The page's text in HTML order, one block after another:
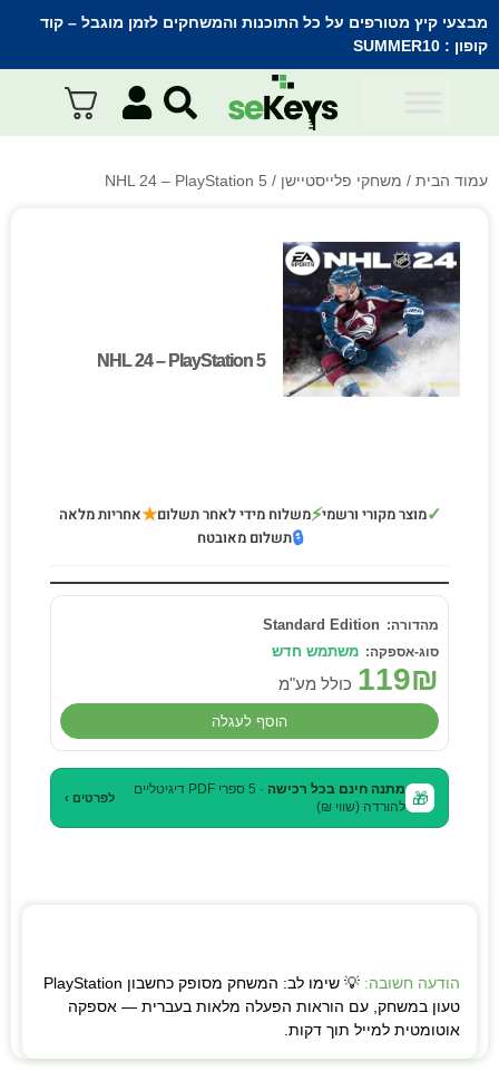
מבצעי קיץ מטורפים על כל התוכנות והמשחקים לזמן מוגבל – קוד
קופון : SUMMER10
עמוד הבית / משחקי פלייסטיישן / NHL 24 – PlayStation 5
NHL 24 – PlayStation 5
NHL 24 – PlayStation 5
✓מוצר מקורי ורשמי⚡משלוח מידי לאחר תשלום★אחריות מלאה
🔒תשלום מאובטח
Standard Edition
משתמש חדש
119₪ כולל מע"מ
הוסף לעגלה
🎁 מתנה חינם בכל רכישה
· 5 ספרי PDF דיגיטליים
להורדה (שווי ₪)
לפרטים ›
הודעה חשובה:
💡 שימו לב: המשחק מסופק כחשבון PlayStation
טעון במשחק, עם הוראות הפעלה מלאות בעברית — אספקה
אוטומטית למייל תוך דקות.